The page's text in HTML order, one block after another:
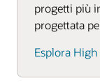
progetti più
progettata
Esplora